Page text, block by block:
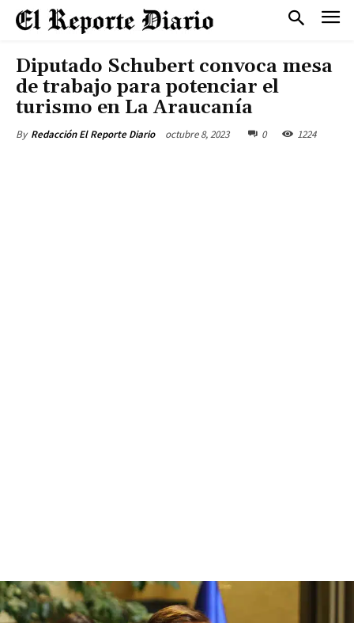
Diputado Schubert convoca mesa
de trabajo para potenciar el
turismo en La Araucanía
By Redacción El Reporte Diario octubre 8, 2023 0 1224